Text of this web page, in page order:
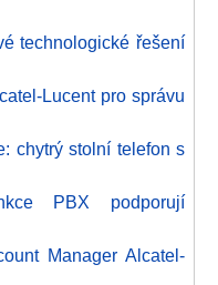
technologické řešení
Lucent pro správu
chytrý stolní telefon s
PBX podporují
Manager Alcatel-